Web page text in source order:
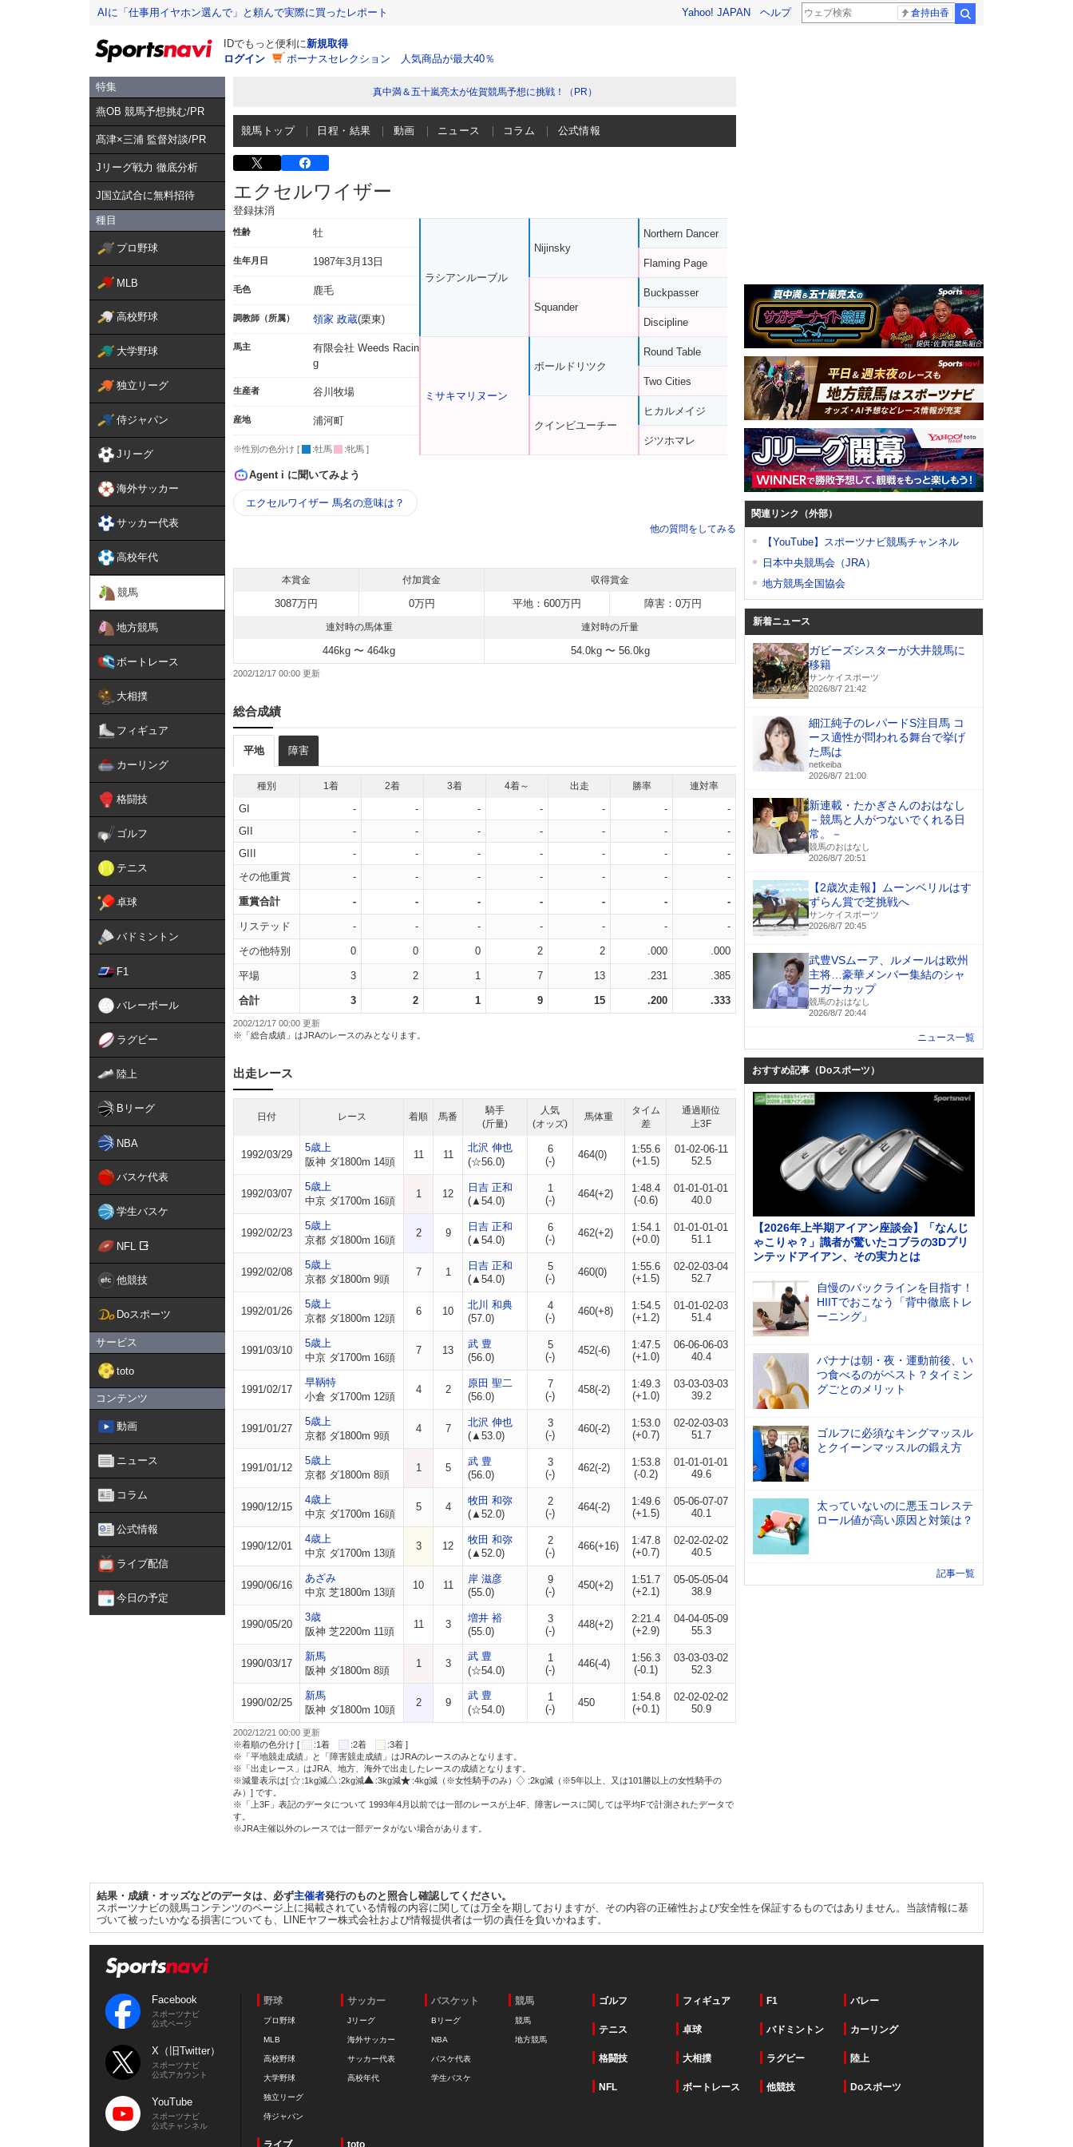
AIに「仕事用イヤホン選んで」と頼んで実際に買ったレポート Yahoo! JAPAN ヘルプ 倉持由香
IDでもっと便利に新規取得
ログイン
ボーナスセレクション 人気商品が最大40％
特集
燕OB 競馬予想挑む/PR
髙津×三浦 監督対談/PR
Jリーグ戦力 徹底分析
J国立試合に無料招待
種目
プロ野球
MLB
高校野球
大学野球
独立リーグ
侍ジャパン
Jリーグ
海外サッカー
サッカー代表
高校年代
競馬
地方競馬
ボートレース
大相撲
フィギュア
カーリング
格闘技
ゴルフ
テニス
卓球
バドミントン
F1
バレーボール
ラグビー
陸上
Bリーグ
NBA
バスケ代表
学生バスケ
NFL
他競技
Doスポーツ
サービス
toto
コンテンツ
動画
ニュース
コラム
公式情報
ライブ配信
今日の予定
真中満＆五十嵐亮太が佐賀競馬予想に挑戦！（PR）
競馬トップ 日程・結果 動画 ニュース コラム 公式情報
エクセルワイザー
登録抹消
性齢 牡
生年月日 1987年3月13日
毛色 鹿毛
調教師（所属） 領家 政蔵(栗東)
馬主
有限会社 Weeds Racin
g
生産者 谷川牧場
産地 浦河町
※性別の色分け [ :牡馬 :牝馬 ]
ラシアンルーブル
ミサキマリヌーン
Nijinsky
Squander
ボールドリツク
クインビユーチー
Northern Dancer
Flaming Page
Buckpasser
Discipline
Round Table
Two Cities
ヒカルメイジ
ジツホマレ
Agent i に聞いてみよう
エクセルワイザー 馬名の意味は？
他の質問をしてみる
本賞金 付加賞金 収得賞金
3087万円 0万円 平地：600万円 障害：0万円
連対時の馬体重 連対時の斤量
446kg 〜 464kg 54.0kg 〜 56.0kg
2002/12/17 00:00
総合成績
平地 障害
種別 1着 2着 3着 4着～ 出走 勝率 連対率
GI - - - - - -
-
GII
- - - - - -
-
GIII
- - - - - -
-
その他重賞
- - - - - - -
重賞合計 - - - - - - -
リステッド - - - - - - -
その他特別 0 0 0 2 2 .000 .000
平場 3 2 1 7 13 .231 .385
合計 3 2 1 9 15 .200 .333
2002/12/17 00:00 更新
※「総合成績」はJRAのレースのみとなります。
出走レース
日付 レース 着順 馬番
騎手
(斤量)
人気
(オッズ)
馬体重
タイム
差
通過順位
上3F
1992/03/29
5歳上
阪神 ダ1800m 14頭
11 11
北沢 伸也
(☆56.0)
6
(-)
464(0)
1:55.6
(+1.5)
01-02-06-11
52.5
1992/03/07
5歳上
中京 ダ1700m 16頭
1 12
日吉 正和
(▲54.0)
1
(-)
464(+2)
1:48.4
(-0.6)
01-01-01-01
40.0
1992/02/23
5歳上
京都 ダ1800m 16頭
2 9
日吉 正和
(▲54.0)
6
(-)
462(+2)
1:54.1
(+0.0)
01-01-01-01
51.1
1992/02/08
5歳上
京都 ダ1800m 9頭
7 1
日吉 正和
(▲54.0)
5
(-)
460(0)
1:55.6
(+1.5)
02-02-03-04
52.7
1992/01/26
5歳上
京都 ダ1800m 12頭
6 10
北川 和典
(57.0)
4
(-)
460(+8)
1:54.5
(+1.2)
01-01-02-03
51.4
1991/03/10
5歳上
中京 ダ1700m 16頭
7 13
武 豊
(56.0)
5
(-)
452(-6)
1:47.5
(+1.0)
06-06-06-03
40.4
1991/02/17
早鞆特
小倉 ダ1700m 12頭
4 2
原田 聖二
(56.0)
7
(-)
458(-2)
1:49.3
(+1.0)
03-03-03-03
39.2
1991/01/27
5歳上
京都 ダ1800m 9頭
4 7
北沢 伸也
(▲53.0)
3
(-)
460(-2)
1:53.0
(+0.7)
02-02-03-03
51.7
1991/01/12
5歳上
京都 ダ1800m 8頭
1 5
武 豊
(56.0)
3
(-)
462(-2)
1:53.8
(-0.2)
01-01-01-01
49.6
1990/12/15
4歳上
中京 ダ1700m 16頭
5 4
牧田 和弥
(▲52.0)
2
(-)
464(-2)
1:49.6
(+1.5)
05-06-07-07
40.1
1990/12/01
4歳上
中京 ダ1700m 13頭
3 12
牧田 和弥
(▲52.0)
2
(-)
466(+16)
1:47.8
(+0.7)
02-02-02-02
40.5
1990/06/16
あざみ
中京 芝1800m 13頭
10 11
岸 滋彦
(55.0)
9
(-)
450(+2)
1:51.7
(+2.1)
05-05-05-04
38.9
1990/05/20
3歳
阪神 芝2200m 11頭
11 3
増井 裕
(55.0)
3
(-)
448(+2)
2:21.4
(+2.9)
04-04-05-09
55.3
1990/03/17
新馬
阪神 ダ1800m 8頭
1 3
武 豊
(☆54.0)
1
(-)
446(-4)
1:56.3
(-0.1)
03-03-03-02
52.3
1990/02/25
新馬
阪神 ダ1800m 10頭
2 9
武 豊
(☆54.0)
1
(-)
450
1:54.8
(+0.1)
02-02-02-02
50.9
2002/12/21 00:00 更新
※着順の色分け [
:1着 :2着
:3着 ]
※「平地競走成績」と「障害競走成績」はJRAのレースのみとなります。
※「出走レース」はJRA、地方、海外で出走したレースの成績となります。
※減量表示は[
:1kg減 :2kg減 :3kg減 :4kg減（※女性騎手のみ）
:2kg減（※5年以上、又は101勝以上の女性騎手の
み）] です。
※「上3F」表記のデータについて 1993年4月以前では一部のレースが上4F、障害レースに関しては平均Fで計測されたデータで
す。
※JRA主催以外のレースでは一部データがない場合があります。
関連リンク（外部）
【YouTube】スポーツナビ競馬チャンネル
日本中央競馬会（JRA）
地方競馬全国協会
新着ニュース
ガビーズシスターが大井競馬に
移籍
サンケイスポーツ
2026/8/7 21:42
細江純子のレパードS注目馬 コ
ース適性が問われる舞台で挙げ
た馬は
netkeiba
2026/8/7 21:00
新連載・たかぎさんのおはなし
－競馬と人がつないでくれる日
常。－
競馬のおはなし
2026/8/7 20:51
【2歳次走報】ムーンベリルはす
ずらん賞で芝挑戦へ
サンケイスポーツ
2026/8/7 20:45
武豊VSムーア、ルメールは欧州
主将…豪華メンバー集結のシャ
ーガーカップ
競馬のおはなし
2026/8/7 20:44
ニュース一覧
おすすめ記事（Doスポーツ）
【2026年上半期アイアン座談会】「なんじ
ゃこりゃ？」識者が驚いたコブラの3Dプリ
ンテッドアイアン、その実力とは
自慢のバックラインを目指す！
HIITでおこなう「背中徹底トレ
ーニング」
バナナは朝・夜・運動前後、い
つ食べるのがベスト？タイミン
グごとのメリット
ゴルフに必須なキングマッスル
とクイーンマッスルの鍛え方
太っていないのに悪玉コレステ
ロール値が高い原因と対策は？
記事一覧
結果・成績・オッズなどのデータは、必ず主催者発行のものと照合し確認してください。
スポーツナビの競馬コンテンツのページ上に掲載されている情報の内容に関しては万全を期しておりますが、その内容の正確性および安全性を保証するものではありません。当該情報に基
づいて被ったいかなる損害についても、LINEヤフー株式会社および情報提供者は一切の責任を負いかねます。
Facebook
スポーツナビ
公式ページ
X（旧Twitter）
スポーツナビ
公式アカウント
YouTube
スポーツナビ
公式チャンネル
野球
プロ野球
MLB
高校野球
大学野球
独立リーグ
侍ジャパン
サッカー
Jリーグ
海外サッカー
サッカー代表
高校年代
バスケット
Bリーグ
NBA
バスケ代表
学生バスケ
競馬
競馬
地方競馬
ゴルフ フィギュア F1 バレー
テニス 卓球 バドミントン カーリング
格闘技 大相撲 ラグビー 陸上
NFL ボートレース 他競技 Doスポーツ
ライブ toto